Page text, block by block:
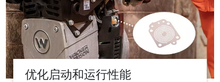
优化启动和运行性能